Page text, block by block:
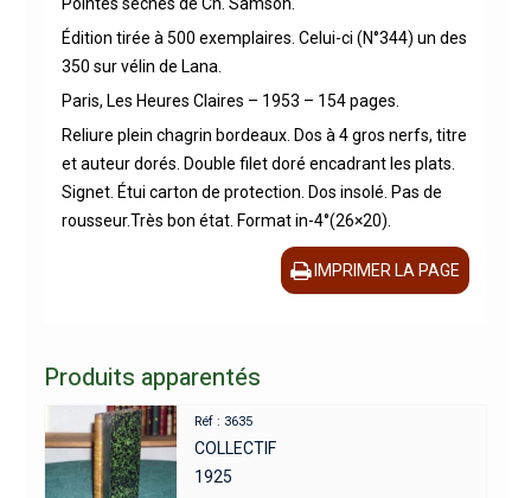
Édition tirée à 500 exemplaires. Celui-ci (N°344) un des
350 sur vélin de Lana.
Paris, Les Heures Claires – 1953 – 154 pages.
Reliure plein chagrin bordeaux. Dos à 4 gros nerfs, titre
et auteur dorés. Double filet doré encadrant les plats.
Signet. Étui carton de protection. Dos insolé. Pas de
rousseur.Très bon état. Format in-4°(26×20).
IMPRIMER LA PAGE
Produits apparentés
Réf : 3635
COLLECTIF
1925